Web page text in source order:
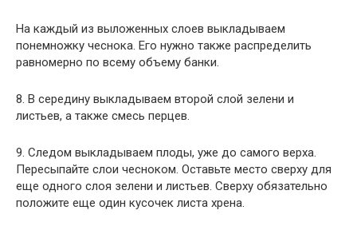
На каждый из выложенных слоев выкладываем
понемножку чеснока. Его нужно также распределить
равномерно по всему объему банки.
8. В середину выкладываем второй слой зелени и
листьев, а также смесь перцев.
9. Следом выкладываем плоды, уже до самого верха.
Пересыпайте слои чесноком. Оставьте место сверху для
еще одного слоя зелени и листьев. Сверху обязательно
положите еще один кусочек листа хрена.